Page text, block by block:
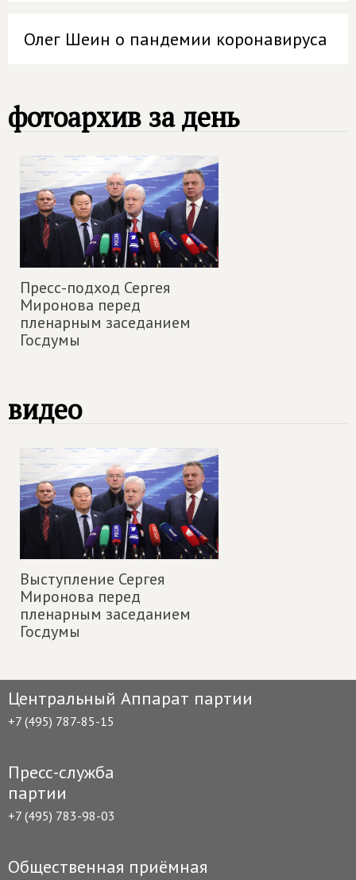
Олег Шеин о пандемии коронавируса
фотоархив за день
Пресс-подход Сергея
Миронова перед
пленарным заседанием
Госдумы
видео
Выступление Сергея
Миронова перед
пленарным заседанием
Госдумы
Центральный Аппарат партии
+7 (495) 787-85-15
Пресс-служба
партии
+7 (495) 783-98-03
Общественная приёмная